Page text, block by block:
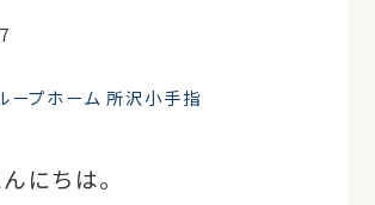
ープホーム 所沢小手指
にちは。